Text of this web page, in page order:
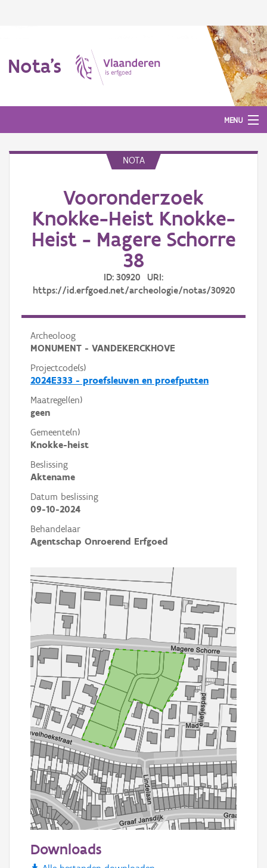
Nota's
MENU
NOTA
Vooronderzoek
Knokke-Heist Knokke-
Heist - Magere Schorre
38
ID: 30920 URI:
https://id.erfgoed.net/archeologie/notas/30920
Archeoloog
MONUMENT - VANDEKERCKHOVE
Projectcode(s)
2024E333 - proefsleuven en proefputten
Maatregel(en)
geen
Gemeente(n)
Knokke-heist
Beslissing
Aktename
Datum beslissing
09-10-2024
Behandelaar
Agentschap Onroerend Erfgoed
Informatie Vlaanderen
Downloads